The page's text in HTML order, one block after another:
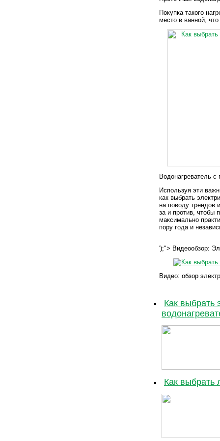
Покупка такого
место в ванной,
Водонагреватель с
Используя эти
как выбрать
на поводу трендов
за и против, чтобы
максимально
пору года и
');"> Видеообзор:
Видео: обзор
Как выбрать
Как выбрать